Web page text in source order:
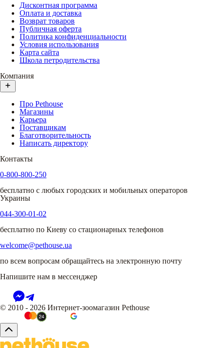
Дисконтная программа
Оплата и доставка
Возврат товаров
Публичная оферта
Политика конфиденциальности
Условия использования
Карта сайта
Школа петродительства
Компания
Про Pethouse
Магазины
Карьера
Поставщикам
Благотворительность
Написать директору
Контакты
0-800-800-250
бесплатно с любых городских и мобильных операторов
Украины
044-300-01-02
бесплатно по Киеву со стационарных телефонов
welcome@pethouse.ua
по всем вопросам обращайтесь на электронную почту
Напишите нам в мессенджер
© 2010 - 2026 Интернет-зоомагазин Pethouse